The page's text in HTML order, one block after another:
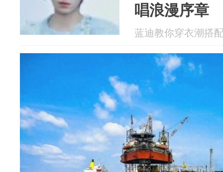
唱浪漫序章
蓝迪教你穿衣潮搭